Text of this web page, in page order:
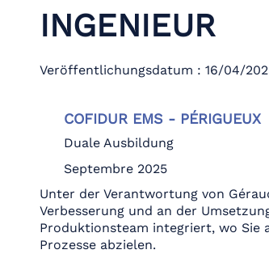
INGENIEUR
Veröffentlichungsdatum : 16/04/
COFIDUR EMS - PÉRIGUEUX
Duale Ausbildung
Septembre 2025
Unter der Verantwortung von
Verbesserung und an der
Produktionsteam integriert, wo Sie
Prozesse abzielen.